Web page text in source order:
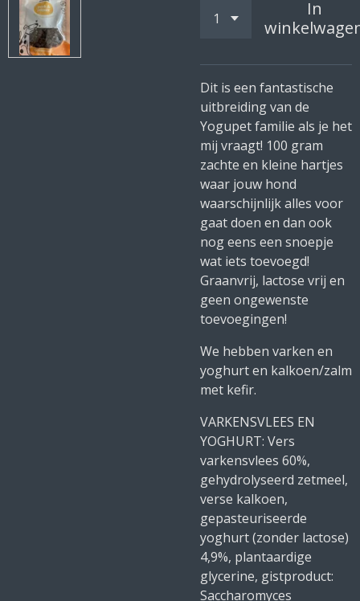
In
Dit is een fantastische
uitbreiding van de
Yogupet familie als je het
mij vraagt! 100 gram
zachte en kleine hartjes
waar jouw hond
waarschijnlijk alles voor
gaat doen en dan ook
nog eens een snoepje
wat iets toevoegd!
Graanvrij, lactose vrij en
geen ongewenste
toevoegingen!
We hebben varken en
yoghurt en kalkoen/zalm
met kefir.
VARKENSVLEES EN
YOGHURT: Vers
varkensvlees 60%,
gehydrolyseerd zetmeel,
verse kalkoen,
gepasteuriseerde
yoghurt (zonder lactose)
4,9%, plantaardige
glycerine, gistproduct:
Saccharomyces